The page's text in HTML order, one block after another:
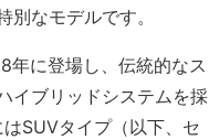
別なモデルです。
に登場し、伝統的なス
イブリッドシステムを採
SUVタイプ（以下、セ